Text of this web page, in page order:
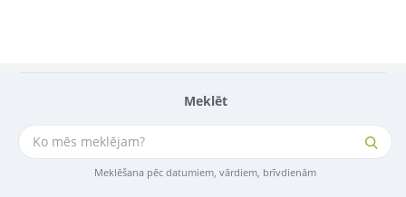
Meklēt
Meklēšana pēc datumiem, vārdiem, brīvdienām